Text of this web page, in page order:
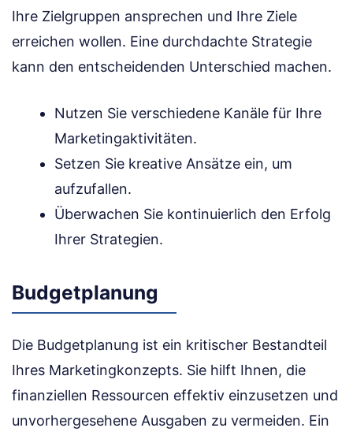
Ihre Zielgruppen ansprechen und Ihre Ziele
erreichen wollen. Eine durchdachte Strategie
kann den entscheidenden Unterschied machen.
Nutzen Sie verschiedene Kanäle für Ihre
Marketingaktivitäten.
Setzen Sie kreative Ansätze ein, um
aufzufallen.
Überwachen Sie kontinuierlich den Erfolg
Ihrer Strategien.
Budgetplanung
Die Budgetplanung ist ein kritischer Bestandteil
Ihres Marketingkonzepts. Sie hilft Ihnen, die
finanziellen Ressourcen effektiv einzusetzen und
unvorhergesehene Ausgaben zu vermeiden. Ein